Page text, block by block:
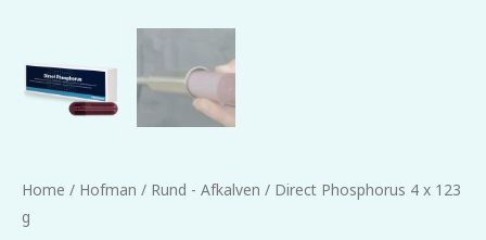
Home / Hofman / Rund - Afkalven / Direct Phosphorus 4 x 123
g